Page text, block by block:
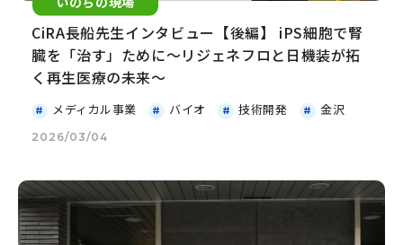
CiRA長船先生インタビュー【後編】 iPS細胞で腎
臓を「治す」ために～リジェネフロと日機装が拓
く再生医療の未来～
メディカル事業 バイオ 技術開発 金沢
2026/03/04